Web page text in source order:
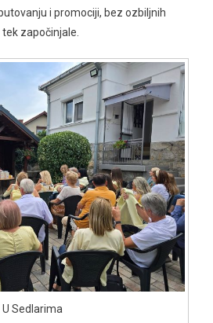
i promociji, bez ozbiljnih
započinjale.
U Sedlarima